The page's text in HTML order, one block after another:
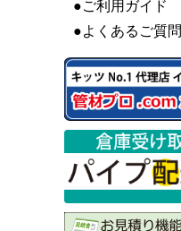
●ご利用ガイド
●よくあるご質問